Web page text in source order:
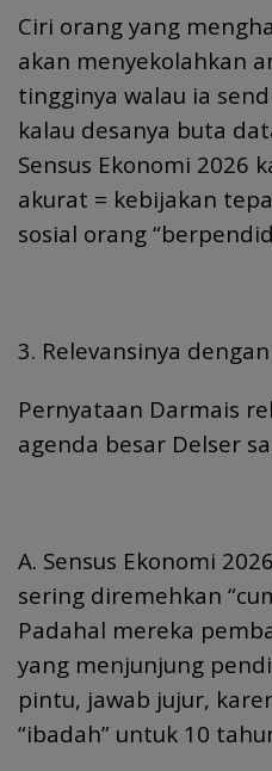
Ciri orang yang
akan menyekolahkan
tingginya walau ia
kalau desanya buta
Sensus Ekonomi 2026
akurat = kebijakan
sosial orang
3. Relevansinya
Pernyataan Darmais
agenda besar Delser
A. Sensus Ekonomi
sering diremehkan
Padahal mereka
yang menjunjung
pintu, jawab jujur,
“ibadah” untuk 10